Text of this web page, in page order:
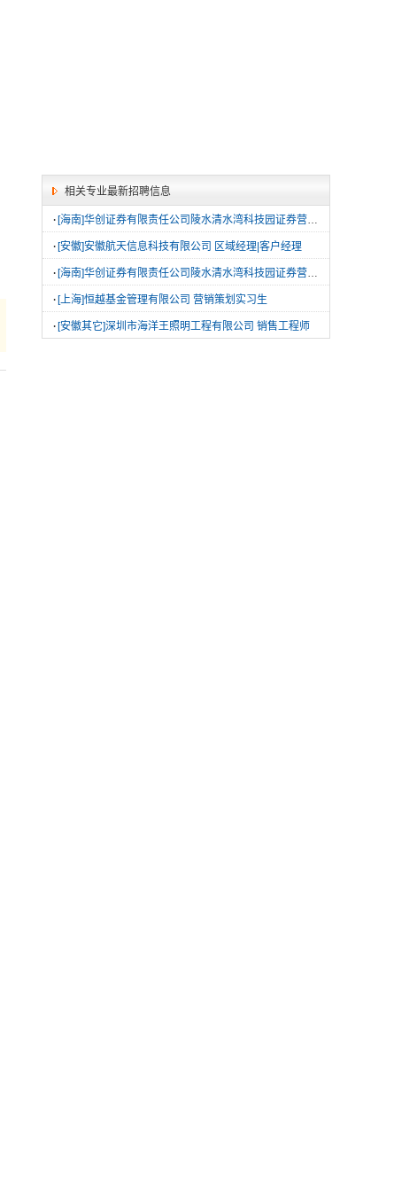
相关专业最新招聘信息
· [海南]华创证券有限责任公司陵水清水湾科技园证券营业部 综合实习岗
· [安徽]安徽航天信息科技有限公司 区域经理|客户经理
· [海南]华创证券有限责任公司陵水清水湾科技园证券营业部 寒暑假实习岗
· [上海]恒越基金管理有限公司 营销策划实习生
· [安徽其它]深圳市海洋王照明工程有限公司 销售工程师